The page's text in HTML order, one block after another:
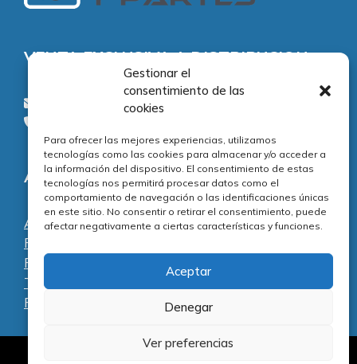
Gestionar el
consentimiento de las
cookies
Para ofrecer las mejores experiencias, utilizamos
tecnologías como las cookies para almacenar y/o acceder a
la información del dispositivo. El consentimiento de estas
tecnologías nos permitirá procesar datos como el
comportamiento de navegación o las identificaciones únicas
en este sitio. No consentir o retirar el consentimiento, puede
afectar negativamente a ciertas características y funciones.
Aceptar
Denegar
Ver preferencias
VENTA EXCLUSIVA A DISTRIBUCION
consultas@piezasypartes.es
Adecuación normativa
Aviso legal
Política de privacidad
Política de cookies
Términos y condiciones
Preguntas frecuentes